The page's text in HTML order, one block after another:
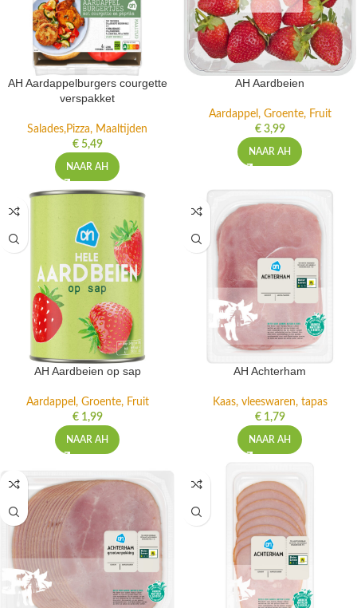
AH Aardappelburgers courgette
verspakket
Salades,Pizza, Maaltijden
€5,49
NAAR AH
AH Aardbeien
Aardappel, Groente, Fruit
€3,99
NAAR AH
AH Aardbeien op sap
Aardappel, Groente, Fruit
€1,99
NAAR AH
AH Achterham
Kaas, vleeswaren, tapas
€1,79
NAAR AH